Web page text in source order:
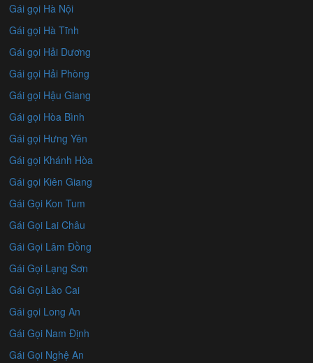
Gái gọi Hà Nội
Gái gọi Hà Tĩnh
Gái gọi Hải Dương
Gái gọi Hải Phòng
Gái gọi Hậu Giang
Gái gọi Hòa Bình
Gái gọi Hưng Yên
Gái gọi Khánh Hòa
Gái gọi Kiên Giang
Gái Gọi Kon Tum
Gái Gọi Lai Châu
Gái Gọi Lâm Đồng
Gái Gọi Lạng Sơn
Gái Gọi Lào Cai
Gái gọi Long An
Gái Gọi Nam Định
Gái Gọi Nghệ An